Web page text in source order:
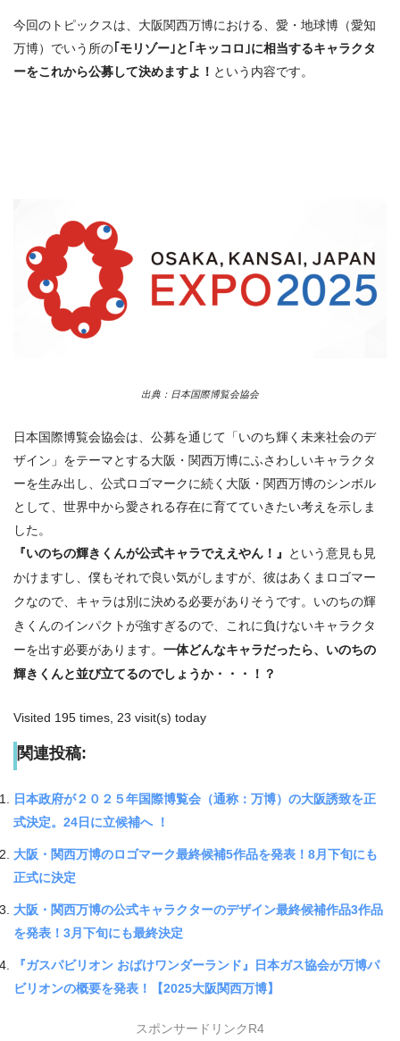
今回のトピックスは、大阪関西万博における、愛・地球博（愛知
万博）でいう所の｢モリゾー｣と｢キッコロ｣に相当するキャラクタ
ーをこれから公募して決めますよ！ という内容です。
出典： 日本国際博覧会協会
日本国際博覧会協会は、公募を通じて「いのち輝く未来社会のデ
ザイン」をテーマとする大阪・関西万博にふさわしいキャラクタ
ーを生み出し、公式ロゴマークに続く大阪・関西万博のシンボル
として、世界中から愛される存在に育てていきたい考えを示しま
した。
『いのちの輝きくんが公式キャラでええやん！』
という意見も見
かけますし、僕もそれで良い気がしますが、彼はあくまロゴマー
クなので、キャラは別に決める必要がありそうです。いのちの輝
きくんのインパクトが強すぎるので、これに負けないキャラクタ
ーを出す必要があります。 一体どんなキャラだったら、いのちの
輝きくんと並び立てるのでしょうか・・・！？
Visited 195 times, 23 visit(s) today
関連投稿:
日本政府が２０２５年国際博覧会（通称：万博）の大阪誘致を正
式決定。24日に立候補へ ！
大阪・関西万博のロゴマーク最終候補5作品を発表！8月下旬にも
正式に決定
大阪・関西万博の公式キャラクターのデザイン最終候補作品3作品
を発表！3月下旬にも最終決定
『ガスパビリオン おばけワンダーランド』日本ガス協会が万博パ
ビリオンの概要を発表！【2025大阪関西万博】
スポンサードリンクR4